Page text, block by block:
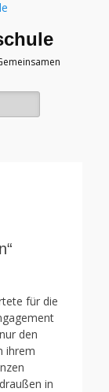
für die
den
ihrem
in